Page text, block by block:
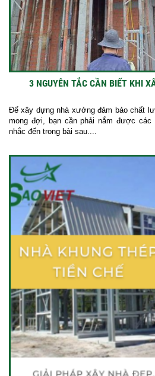
3 NGUYÊN TẮC CẦN BIẾT KHI
Để xây dựng nhà xưởng đảm bảo chất
mong đợi, bạn cần phải nắm được các
nhắc đến trong bài sau....